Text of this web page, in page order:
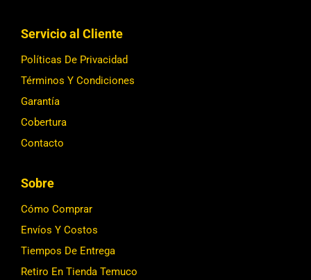
Servicio al Cliente
Políticas De Privacidad
Términos Y Condiciones
Garantía
Cobertura
Contacto
Sobre
Cómo Comprar
Envíos Y Costos
Tiempos De Entrega
Retiro En Tienda Temuco